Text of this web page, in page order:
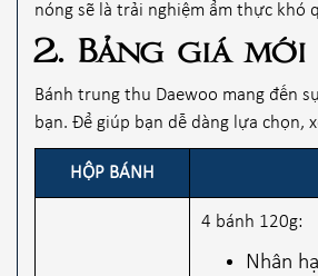
nóng sẽ là trải nghiệm ẩm thực khó
2. Bảng giá
Bánh trung thu Daewoo mang đến
bạn. Để giúp bạn dễ dàng lựa chọn,
HỘP BÁNH
4 bánh 120g:
Nhân